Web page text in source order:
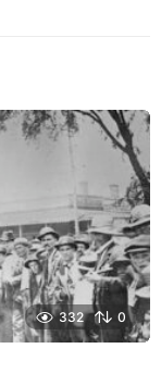
332 0